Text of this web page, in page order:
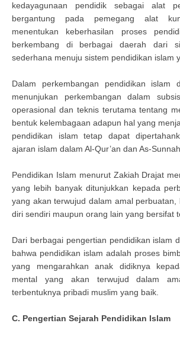
kedayagunaan pendidik sebagai alat
bergantung pada pemegang alat
menentukan keberhasilan proses
berkembang di berbagai daerah dari
sederhana menuju sistem pendidikan islam
Dalam perkembangan pendidikan islam
menunjukan perkembangan dalam
operasional dan teknis terutama tentang
bentuk kelembagaan adapun hal yang
pendidikan islam tetap dapat
ajaran islam dalam Al-Qur’an dan As-
Pendidikan Islam menurut Zakiah Drajat
yang lebih banyak ditunjukkan kepada
yang akan terwujud dalam amal perbuatan,
diri sendiri maupun orang lain yang bersifat
Dari berbagai pengertian pendidikan islam
bahwa pendidikan islam adalah proses
yang mengarahkan anak didiknya
mental yang akan terwujud dalam
terbentuknya pribadi muslim yang baik.
C. Pengertian Sejarah Pendidikan Islam